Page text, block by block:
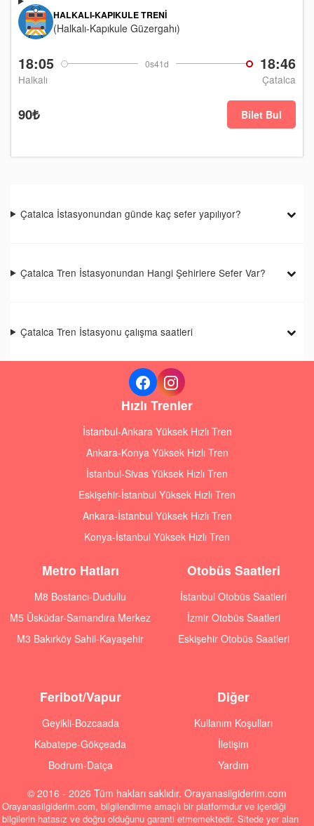
18:05 0s41d 18:46
Halkalı Çatalca
HALKALI-KAPIKULE TRENI
(Halkalı-Kapıkule Güzergahı)
90₺ Bilet Bul
Çatalca İstasyonundan günde kaç sefer yapılıyor?
Çatalca Tren İstasyonundan Hangi Şehirlere Sefer Var?
Çatalca Tren İstasyonu çalışma saatleri
Hızlı Trenler
İstanbul-Ankara Yüksek Hızlı Tren
Ankara-Konya Yüksek Hızlı Tren
İstanbul-Sivas Yüksek Hızlı Tren
Eskişehir-İstanbul Yüksek Hızlı Tren
Ankara-İstanbul Yüksek Hızlı Tren
Konya-İstanbul Yüksek Hızlı Tren
Metro Hatları
M8 Bostancı-Dudullu
M5 Üsküdar-Samandıra Merkez
M3 Bakırköy Sahil-Kayaşehir
Otobüs Saatleri
İstanbul Otobüs Saatleri
İzmir Otobüs Saatleri
Eskişehir Otobüs Saatleri
Feribot/Vapur
Geyikli-Bozcaada
Kabatepe-Gökçeada
Bodrum-Datça
Diğer
Kullanım Koşulları
İletişim
Yardım
© 2016 - 2026 Tüm hakları saklıdır. Orayanasilgiderim.com
Orayanasilgiderim.com, bilgilendirme amaçlı bir platformdur ve içerdiği
bilgilerin hatasız ve doğru olduğunu garanti etmemektedir. Sitede yer alan